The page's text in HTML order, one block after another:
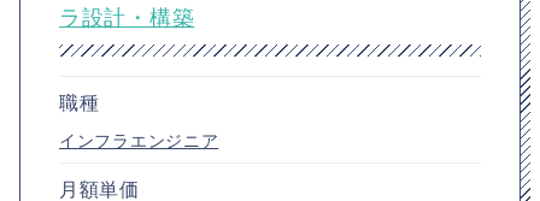
ラ設計・構築
職種
インフラエンジニア
月額単価